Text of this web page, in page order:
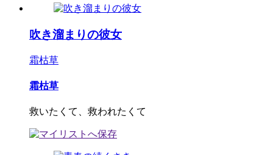
吹き溜まりの彼女
霜枯草
霜枯草
救いたくて、救われたくて